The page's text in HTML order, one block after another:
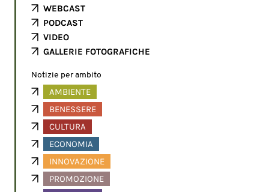
WEBCAST
PODCAST
VIDEO
GALLERIE FOTOGRAFICHE
Notizie per ambito
AMBIENTE
BENESSERE
CULTURA
ECONOMIA
INNOVAZIONE
PROMOZIONE